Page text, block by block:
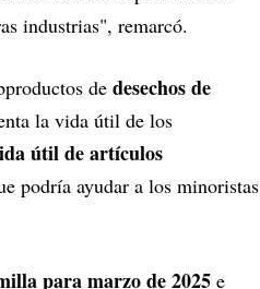
industrias", remarcó.
de desechos de
la vida útil de los
útil de artículos
podría ayudar a los minoristas
para marzo de 2025 e